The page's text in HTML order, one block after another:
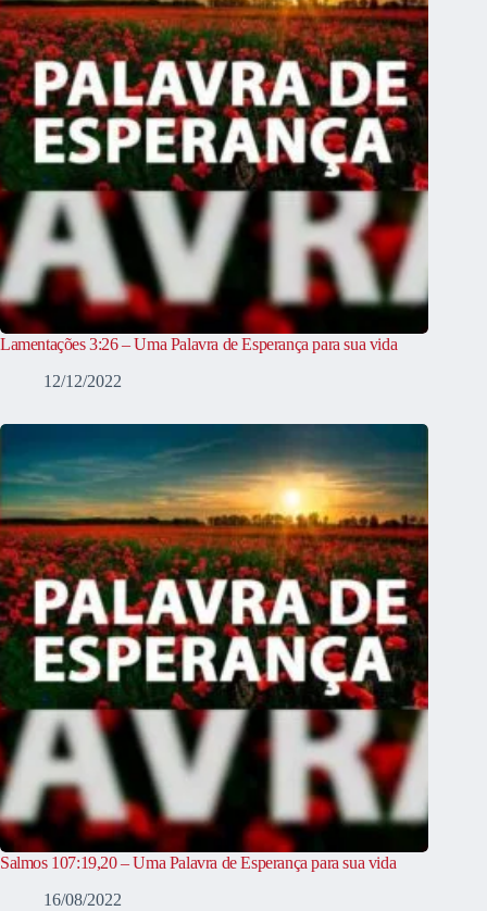
Lamentações 3:26 – Uma Palavra de Esperança para sua vida
12/12/2022
Salmos 107:19,20 – Uma Palavra de Esperança para sua vida
16/08/2022